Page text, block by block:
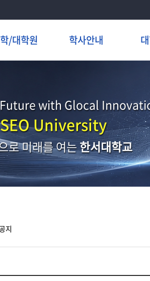
/대학원 학사안내
with Glocal
University
로 미래를 여는한서대학교
지